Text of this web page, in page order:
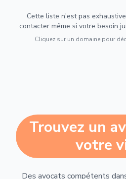
Cette liste n'est pas
contacter même si votre besoin
Cliquez sur un domaine pour
Trouvez un
votre
Des avocats compétents